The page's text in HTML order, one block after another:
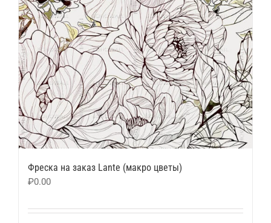
Фреска на заказ Lante (макро цветы)
₽0.00